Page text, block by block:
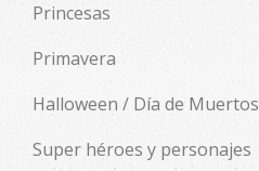
Princesas
Primavera
Halloween / Día de Muertos
Super héroes y personajes